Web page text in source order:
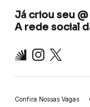
Já criou seu
A rede social
Inter Instagram
X
Confira Nossas Vagas